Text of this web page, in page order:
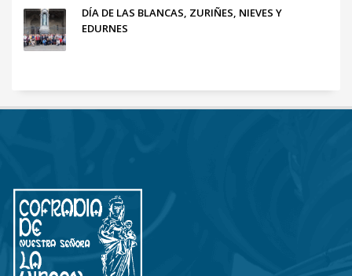
DÍA DE LAS BLANCAS, ZURIÑES, NIEVES Y
EDURNES